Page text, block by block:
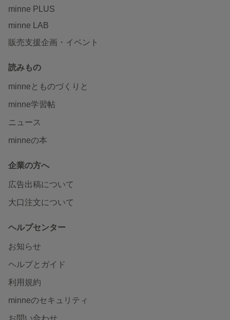
minne PLUS
minne LAB
販売支援企画・イベント
読みもの
minneとものづくりと
minne学習帖
ニュース
minneの本
企業の方へ
広告出稿について
大口注文について
ヘルプセンター
お知らせ
ヘルプとガイド
利用規約
minneのセキュリティ
お問い合わせ